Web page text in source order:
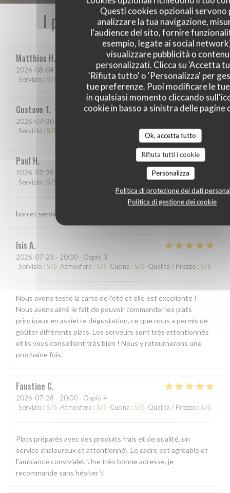
Questi cookies opzionali servono
analizzare la tua navigazione,
l'audience del sito, fornire
esempio, legate ai social
visualizzare pubblicità o
personalizzati. Clicca su 'Accetta
'Rifiuta tutto' o 'Personalizza' per
tue preferenze. Puoi modificare le
in qualsiasi momento cliccando
cookie in basso a sinistra delle pagine
Ok, accetta tutto
Rifiuta tutti i cookie
Personalizza
Politica di protezione dei dati
Politica di gestione dei cookie
I pareri dei nostri clienti
Matthias H
2026-08-04 - 20:15 - Ospiti 9
Servizio : 5/5 Atmosfera:5/5 Cucina: 5 /5 Qualità / Prezzo: 5/5
Gustave T
2026-07-30
Servizio : 5/5 /5 Qualità / Prezzo:5
Paul H
2026-07-29
Servizio : 5/5 Qualità / Prezzo
bon et service top
Isis A
2026-07-23 - 20:00 - Ospiti 3
Servizio : 5/5 Atmosfera : 5/5 Cucina : 5/5 Qualità / Prezzo : 5/5
Nous avons testé la carte de l'été et elle est excellente !
Nous avons aimé le fait de pouvoir commander les plats
principaux en assiette dégustation, ce que nous a permis de
goûter différents plats. Les serveurs sont très attentionnés
et ils vous conseillent très bien ! Nous y retournerons une
prochaine fois.
Faustine C
2026-07-28 - 20:00 - Ospiti 4
Servizio : 5/5 Atmosfera : 5/5 Cucina : 5/5 Qualità / Prezzo : 5/5
Plats préparés avec des produits frais et de qualité, un
service chaleureux et attentionné\. Le cadre est agréable et
l’ambiance conviviale\. Une très bonne adresse, je
recommande sans hésiter \!